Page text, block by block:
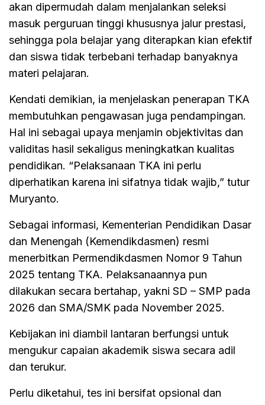
akan dipermudah dalam menjalankan seleksi
masuk perguruan tinggi khususnya jalur prestasi,
sehingga pola belajar yang diterapkan kian efektif
dan siswa tidak terbebani terhadap banyaknya
materi pelajaran.
Kendati demikian, ia menjelaskan penerapan TKA
membutuhkan pengawasan juga pendampingan.
Hal ini sebagai upaya menjamin objektivitas dan
validitas hasil sekaligus meningkatkan kualitas
pendidikan. “Pelaksanaan TKA ini perlu
diperhatikan karena ini sifatnya tidak wajib,” tutur
Muryanto.
Sebagai informasi, Kementerian Pendidikan Dasar
dan Menengah (Kemendikdasmen) resmi
menerbitkan Permendikdasmen Nomor 9 Tahun
2025 tentang TKA. Pelaksanaannya pun
dilakukan secara bertahap, yakni SD – SMP pada
2026 dan SMA/SMK pada November 2025.
Kebijakan ini diambil lantaran berfungsi untuk
mengukur capaian akademik siswa secara adil
dan terukur.
Perlu diketahui, tes ini bersifat opsional dan